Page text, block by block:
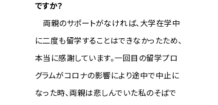
ですか？
両親のサポートがなければ、大学在学中
に二度も留学することはできなかったため、
本当に感謝しています。一回目の留学プロ
グラムがコロナの影響により途中で中止に
なった時、両親は悲しんでいた私のそばで